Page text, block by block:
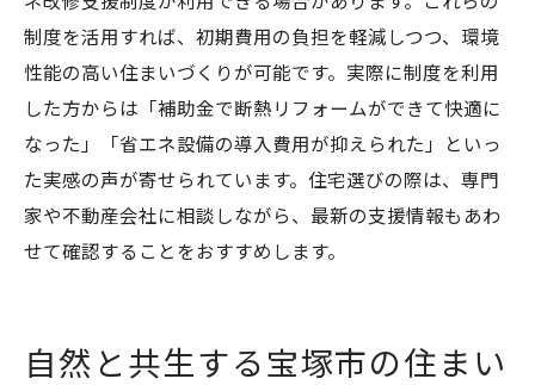
制度を活用すれば、初期費用の負担を軽減しつつ、環境
性能の高い住まいづくりが可能です。実際に制度を利用
した方からは「補助金で断熱リフォームができて快適に
なった」「省エネ設備の導入費用が抑えられた」といっ
た実感の声が寄せられています。住宅選びの際は、専門
家や不動産会社に相談しながら、最新の支援情報もあわ
せて確認することをおすすめします。
自然と共生する宝塚市の住まい